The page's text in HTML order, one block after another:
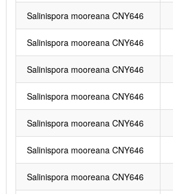
Salinispora mooreana CNY646
Salinispora mooreana CNY646
Salinispora mooreana CNY646
Salinispora mooreana CNY646
Salinispora mooreana CNY646
Salinispora mooreana CNY646
Salinispora mooreana CNY646